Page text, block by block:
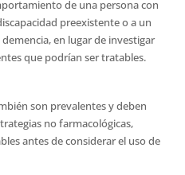
de una persona con
preexistente o a un
en lugar de investigar
que podrían ser tratables.
son prevalentes y deben
no farmacológicas,
antes de considerar el uso de